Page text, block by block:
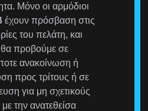
Μόνο οι αρμόδιοι
έχουν πρόσβαση στις
του πελάτη, και
θα προβούμε σε
ανακοίνωση ή
προς τρίτους ή σε
για μη σχετικούς
την ανατεθείσα